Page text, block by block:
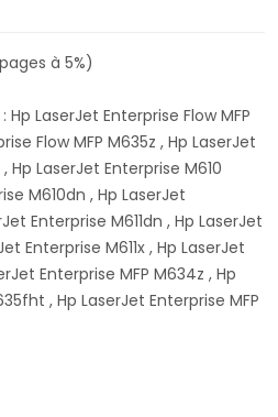
à 5%)
LaserJet Enterprise Flow MFP
Flow MFP M635z , Hp LaserJet
Hp LaserJet Enterprise M610
M610dn , Hp LaserJet
Enterprise M611dn , Hp LaserJet
Enterprise M611x , Hp LaserJet
Enterprise MFP M634z , Hp
, Hp LaserJet Enterprise MFP